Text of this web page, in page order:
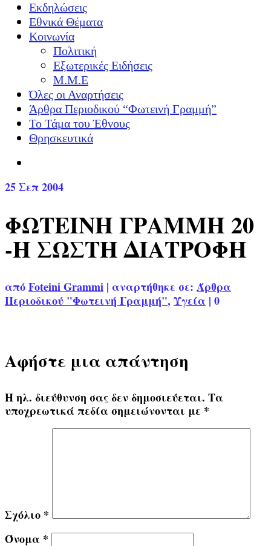
Εκδηλώσεις
Εθνικά Θέματα
Κοινωνία
Πολιτική
Εξωτερικές Ειδήσεις
Μ.Μ.Ε
Όλες οι Αναρτήσεις
Άρθρα Περιοδικού “Φωτεινή Γραμμή”
Το Τάμα του Έθνους
Θρησκευτικά
25Σεπ 2004
ΦΩΤΕΙΝΗ ΓΡΑΜΜΗ 20
-Η ΣΩΣΤΗ ΔΙΑΤΡΟΦΗ
απόFoteini Grammi | αναρτήθηκε σε: Άρθρα
Περιοδικού "Φωτεινή Γραμμή", Υγεία | 0
Αφήστε μια απάντηση
Η ηλ. διεύθυνση σας δεν δημοσιεύεται. Τα
υποχρεωτικά πεδία σημειώνονται με *
Σχόλιο *
Όνομα *